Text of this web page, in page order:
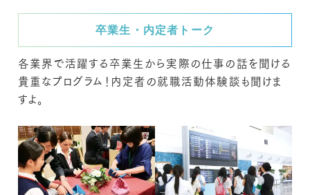
卒業生・内定者トーク
各業界で活躍する卒業生から実際の仕事の話を聞ける
貴重なプログラム！内定者の就職活動体験談も聞けま
すよ。